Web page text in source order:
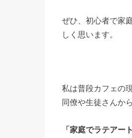
ぜひ、初心者で家
しく思います。
私は普段カフェの
同僚や生徒さんから
「家庭でラテア